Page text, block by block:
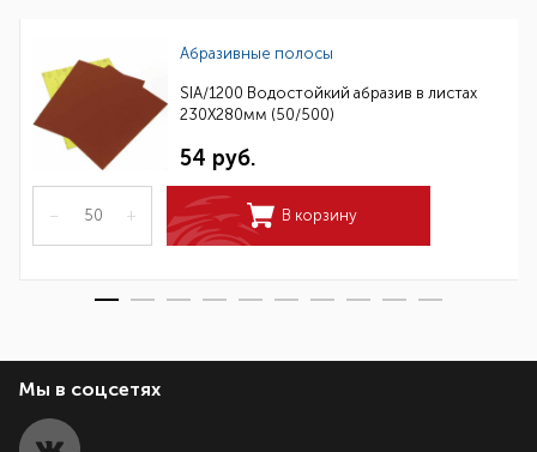
Абразивные полосы
SIA/1200 Водостойкий абразив в листах
230Х280мм (50/500)
54 руб.
– + В корзину
Мы в соцсетях